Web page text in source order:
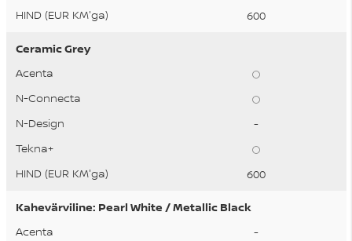
600
Ceramic Grey
-
600
Kahevärviline: Pearl White / Metallic Black
-